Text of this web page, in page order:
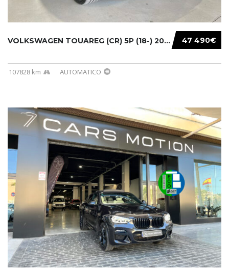
47 490€
VOLKSWAGEN TOUAREG (CR) 5P (18-) 2021...
107828 km AUTOMATICO